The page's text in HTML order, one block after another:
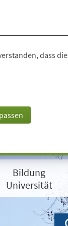
dass
Bildung
Universität